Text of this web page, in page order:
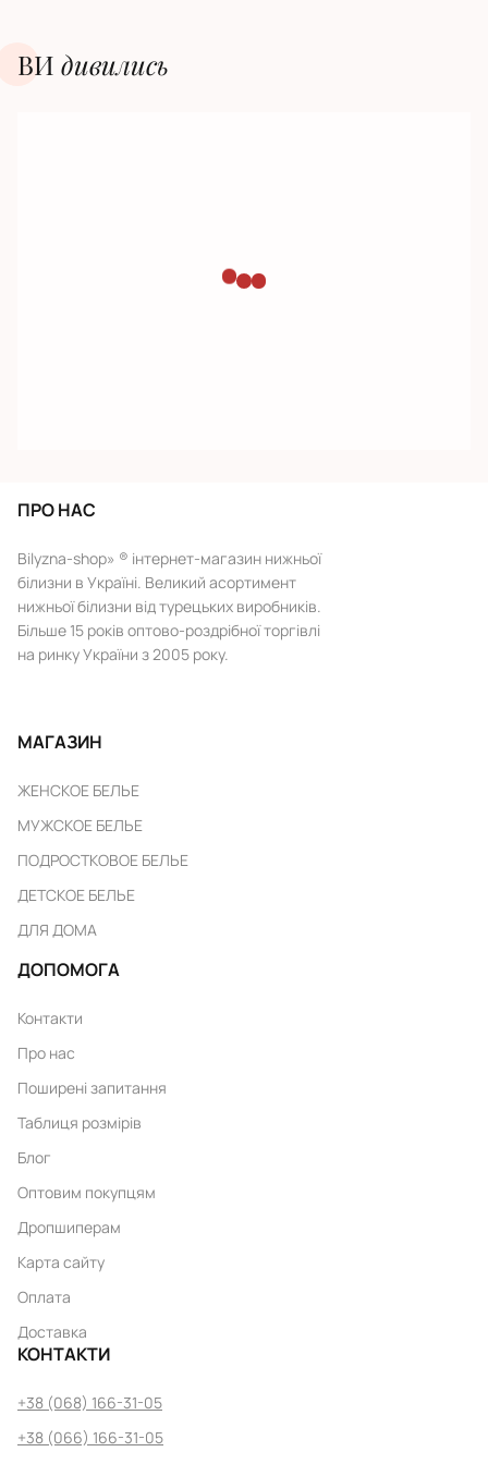
ВИ дивилиcь
ПРО НАС
Bilyzna-shop» ® інтернет-магазин нижньої
білизни в Україні. Великий асортимент
нижньої білизни від турецьких виробників.
Більше 15 років оптово-роздрібної торгівлі
на ринку України з 2005 року.
МАГАЗИН
ЖЕНСКОЕ БЕЛЬЕ
МУЖСКОЕ БЕЛЬЕ
ПОДРОСТКОВОЕ БЕЛЬЕ
ДЕТСКОЕ БЕЛЬЕ
ДЛЯ ДОМА
ДОПОМОГА
Контакти
Про нас
Поширені запитання
Таблиця розмірів
Блог
Оптовим покупцям
Дропшиперам
Карта сайту
Оплата
Доставка
КОНТАКТИ
+38 (068) 166-31-05
+38 (066) 166-31-05